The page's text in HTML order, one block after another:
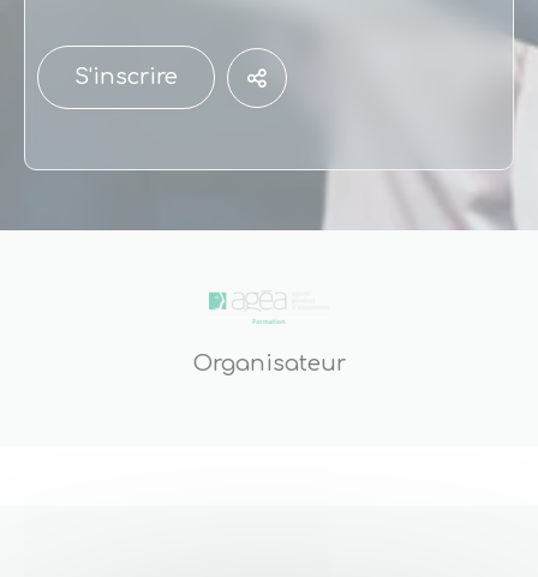
S'inscrire
Organisateur